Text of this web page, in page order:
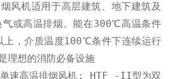
风机适用于高层建筑、地下建筑及
气或高温排烟。能在300℃高温条件
上，介质温度100℃条件下连续运行
理想的消防必备设施
速高温排烟风机; HTF -II型为双